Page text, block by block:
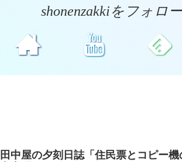
shonenzakkiをフォロ
田中屋の夕刻日誌「住民票とコピー